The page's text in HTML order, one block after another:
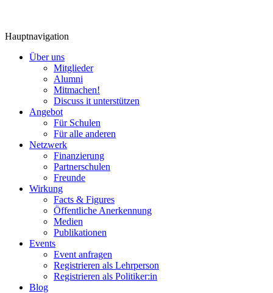
Hauptnavigation
Über uns
Mitglieder
Alumni
Mitmachen!
Discuss it unterstützen
Angebot
Für Schulen
Für alle anderen
Netzwerk
Finanzierung
Partnerschulen
Freunde
Wirkung
Facts & Figures
Öffentliche Anerkennung
Medien
Publikationen
Events
Event anfragen
Registrieren als Lehrperson
Registrieren als Politiker:in
Blog